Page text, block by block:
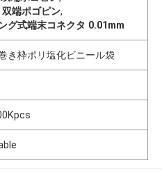
端ポゴピン,
グ式端末コネクタ 0.01mm
き枠ポリ塩化ビニール袋